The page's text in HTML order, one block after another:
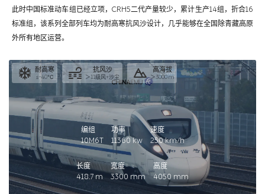
此时中国标准动车组已经立项，CRH5二代产量较少，累计生产14组，折合16
标准组，该系列全部列车均为耐高寒抗风沙设计，几乎能够在全国除青藏高原
外所有地区运营。
耐高寒
≤-40℃
抗风沙
＞11级风+沙尘
高海拔
＞3000 m
编组
10M6T
功率
11360 kw
速度
250km/h
长度
418.7m
宽度
3300 mm
高度
4050mm